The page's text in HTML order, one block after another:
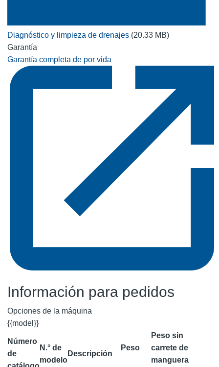
Diagnóstico y limpieza de drenajes (20.33 MB)
Garantía
Garantía completa de por vida
Información para pedidos
Opciones de la máquina
{{model}}
Número
de
N.° de
modelo
Descripción
Peso
Peso sin
carrete de
manguera